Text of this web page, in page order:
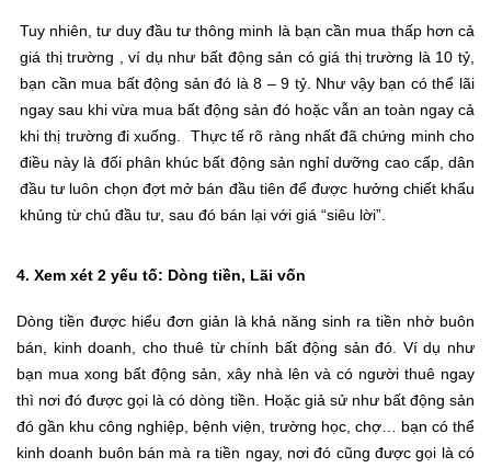
Tuy nhiên, tư duy đầu tư thông minh là bạn cần mua thấp hơn cả
giá thị trường , ví dụ như bất động sản có giá thị trường là 10 tỷ,
bạn cần mua bất động sản đó là 8 – 9 tỷ. Như vậy bạn có thể lãi
ngay sau khi vừa mua bất động sản đó hoặc vẫn an toàn ngay cả
khi thị trường đi xuống. Thực tế rõ ràng nhất đã chứng minh cho
điều này là đối phân khúc bất động sản nghỉ dưỡng cao cấp, dân
đầu tư luôn chọn đợt mở bán đầu tiên để được hưởng chiết khẩu
khủng từ chủ đầu tư, sau đó bán lại với giá “siêu lời”.
4. Xem xét 2 yếu tố: Dòng tiền, Lãi vốn
Dòng tiền được hiểu đơn giản là khả năng sinh ra tiền nhờ buôn
bán, kinh doanh, cho thuê từ chính bất động sản đó. Ví dụ như
bạn mua xong bất động sản, xây nhà lên và có người thuê ngay
thì nơi đó được gọi là có dòng tiền. Hoặc giả sử như bất động sản
đó gần khu công nghiệp, bệnh viện, trường học, chợ… bạn có thể
kinh doanh buôn bán mà ra tiền ngay, nơi đó cũng được gọi là có